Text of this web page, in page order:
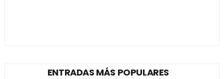
ENTRADAS MÁS POPULARES